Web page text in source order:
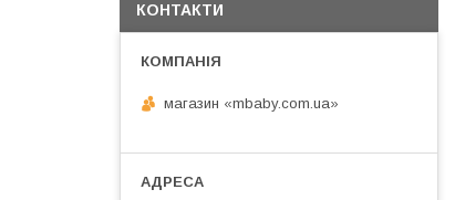
КОНТАКТИ
магазин «mbaby.com.ua»